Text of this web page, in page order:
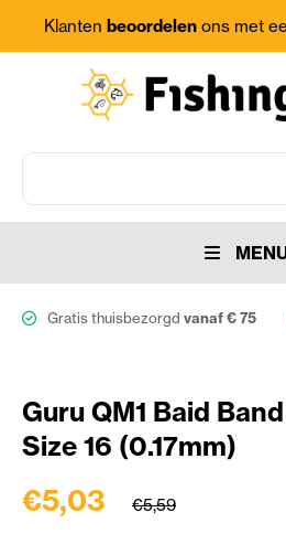
Klanten beoordelenons met
Gratis thuisbezorgd vanaf € 75
Guru QM1 Baid
Size 16 (0.17mm)
€5,03 €5,59